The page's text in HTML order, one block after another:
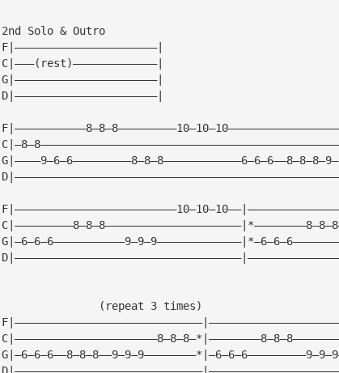
2nd Solo & Outro
F|——————————————————————|
C|———(rest)—————————————|
G|——————————————————————|
D|——————————————————————|
               (repeat 3 times)